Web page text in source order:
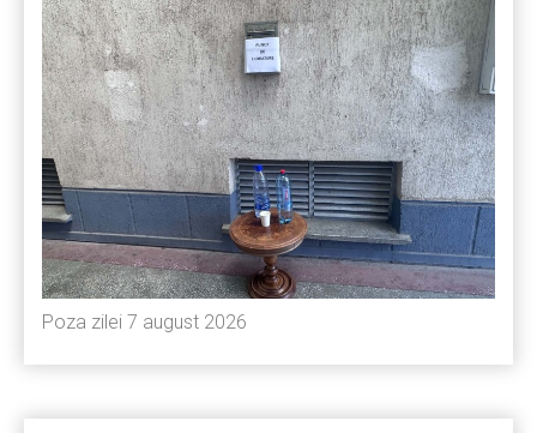
Poza zilei 7 august 2026